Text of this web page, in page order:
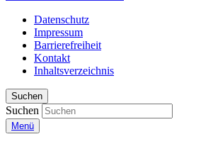
Datenschutz
Impressum
Barrierefreiheit
Kontakt
Inhaltsverzeichnis
Suchen
Suchen
Menü